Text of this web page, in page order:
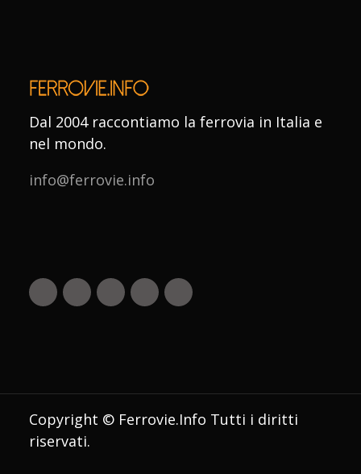
Dal 2004 raccontiamo la ferrovia in Italia e
nel mondo.
info@ferrovie.info
Copyright © Ferrovie.Info Tutti i diritti
riservati.